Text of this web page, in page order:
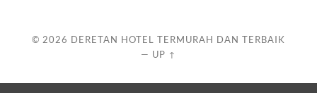
© 2026 DERETAN HOTEL TERMURAH DAN TERBAIK
— UP ↑